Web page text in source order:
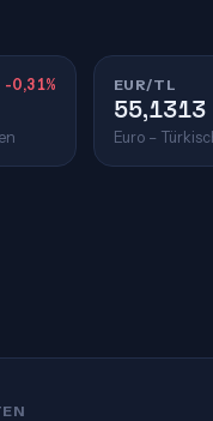
-0,31% EUR/TL
55,1313
Euro –